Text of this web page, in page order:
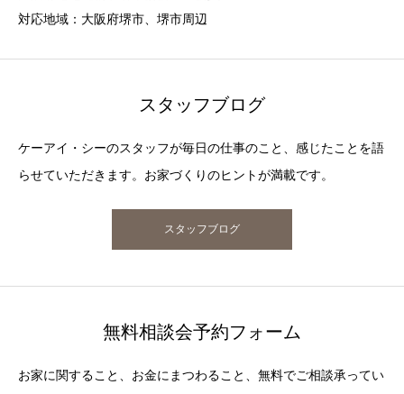
対応地域：大阪府堺市、堺市周辺
スタッフブログ
ケーアイ・シーのスタッフが毎日の仕事のこと、感じたことを語
らせていただきます。お家づくりのヒントが満載です。
スタッフブログ
無料相談会予約フォーム
お家に関すること、お金にまつわること、無料でご相談承ってい